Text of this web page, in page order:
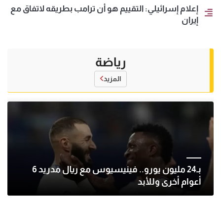
إعلام إسرائيلي: التقييم هو أن ترامب بطريقه لاتفاق مع
إيران
رياضة
المزيد
بـ24 مليون يورو.. فينيسيوس مع ريال مدريد 6
أعوام أخرى وللأبد